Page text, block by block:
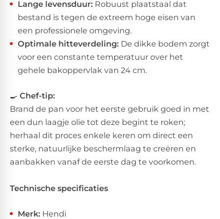
Lange levensduur: Robuust plaatstaal dat
bestand is tegen de extreem hoge eisen van
een professionele omgeving.
Optimale hitteverdeling: De dikke bodem zorgt
voor een constante temperatuur over het
gehele bakoppervlak van 24 cm.
🍳 Chef-tip:
​Brand de pan voor het eerste gebruik goed in met
een dun laagje olie tot deze begint te roken;
herhaal dit proces enkele keren om direct een
sterke, natuurlijke beschermlaag te creëren en
aanbakken vanaf de eerste dag te voorkomen.
Technische specificaties
Merk: Hendi